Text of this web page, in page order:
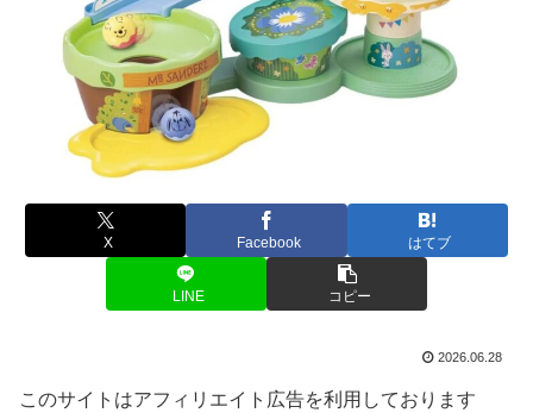
X Facebook はてブ
LINE コピー
2026.06.28
このサイトはアフィリエイト広告を利用しております